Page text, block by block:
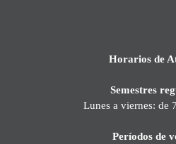
Horarios de
Semestres
Lunes a viernes: de
Períodos de